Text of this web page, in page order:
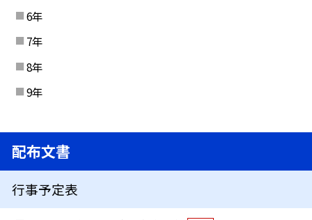
6年
7年
8年
9年
配布文書
行事予定表